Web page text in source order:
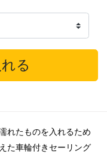
る
れたものを入れるため
た車輪付きセーリング